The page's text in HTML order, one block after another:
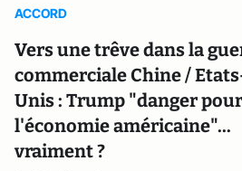
ACCORD
Vers une trêve dans la
commerciale Chine /
Unis : Trump "danger pour
l'économie américaine"...
vraiment ?